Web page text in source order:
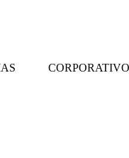
CORPORATIVO